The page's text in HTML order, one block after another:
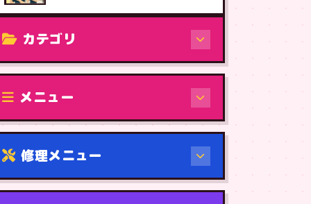
カテゴリ
修理（機種から）
メニュー
修理メニュー
機種から